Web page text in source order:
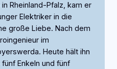
Rheinland-Pfalz, kam er
Elektriker in die
große Liebe. Nach dem
im
Heute hält ihn
Enkeln und fünf